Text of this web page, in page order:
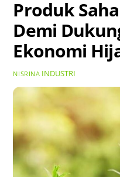
Produk
Demi
Ekonomi
NISRINA INDUSTRI